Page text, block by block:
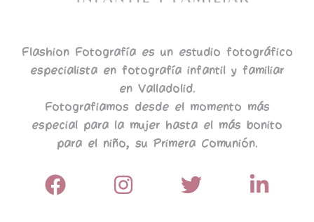
Flashion Fotografía es un estudio fotográfico
especialista en fotografía infantil y familiar
en Valladolid.
Fotografiamos desde el momento más
especial para la mujer hasta el más bonito
para el niño, su Primera Comunión.